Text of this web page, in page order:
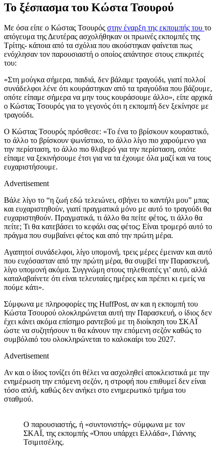
Το ξέσπασμα του Κώστα Τσουρού
Με όσα είπε ο Κώστας Τσουρός στην έναρξη της εκπομπής του το
απόγευμα της Δευτέρας ασχολήθηκαν οι πρωινές εκπομπές της
Τρίτης- κάποια από τα σχόλια που ακούστηκαν φαίνεται πως
ενόχλησαν τον παρουσιαστή ο οποίος απάντησε στους επικριτές
του:
«Στη μούγκα σήμερα, παιδιά, δεν βάλαμε τραγούδι, γιατί πολλοί
συνάδελφοι λένε ότι κουράστηκαν από τα τραγούδια που βάζουμε,
οπότε είπαμε σήμερα να μην τους κουράσουμε άλλο», είπε αρχικά
ο Κώστας Τσουρός για το γεγονός ότι η εκπομπή δεν ξεκίνησε με
τραγούδι.
Ο Κώστας Τσουρός πρόσθεσε: «Το ένα το βρίσκουν κουραστικό,
το άλλο το βρίσκουν ψωνίστικο, το άλλο λίγο πιο χαρούμενο για
την περίσταση, το άλλο πιο θλιβερό για την περίσταση, οπότε
είπαμε να ξεκινήσουμε έτσι για να τα έχουμε όλα μαζί και να τους
ευχαριστήσουμε.
Advertisement
Βάλε λίγο το “η ζωή εδώ τελειώνει, σβήνει το καντήλι μου” μπας
και ευχαριστηθούν, γιατί πραγματικά μόνο με αυτό το τραγούδι θα
ευχαριστηθούν. Πραγματικά, τι άλλο θα πείτε φέτος, τι άλλο θα
πείτε; Τι θα κατεβάσει το κεφάλι σας φέτος; Είναι τρομερό αυτό το
πράγμα που συμβαίνει φέτος και από την πρώτη μέρα.
Αγαπητοί συνάδελφοι, λίγο υπομονή, τρεις μέρες έμειναν και αυτό
που ευχόσασταν από την πρώτη μέρα, θα συμβεί την Παρασκευή,
λίγο υπομονή ακόμα. Συγγνώμη στους τηλεθεατές γι’ αυτό, αλλά
καταλαβαίνετε ότι είναι τελευταίες ημέρες και πρέπει κι εμείς να
πούμε κάτι».
Σύμφωνα με πληροφορίες της HuffPost, αν και η εκπομπή του
Κώστα Τσουρού ολοκληρώνεται αυτή την Παρασκευή, ο ίδιος δεν
έχει κάνει ακόμα επίσημο ραντεβού με τη διοίκηση του ΣΚΑΪ
ώστε να συζητήσουν τι θα κάνουν την επόμενη σεζόν καθώς το
συμβόλαιό του ολοκληρώνεται το καλοκαίρι του 2027.
Advertisement
Αν και ο ίδιος τονίζει ότι θέλει να ασχοληθεί αποκλειστικά με την
ενημέρωση την επόμενη σεζόν, η στροφή που επιθυμεί δεν είναι
τόσο απλή, καθώς δεν ανήκει στο ενημερωτικό τμήμα του
σταθμού.
Ο παρουσιαστής, ή «συντονιστής» σύμφωνα με τον
ΣΚΑΪ, της εκπομπής «Όπου υπάρχει Ελλάδα», Γιάννης
Τσιμιτσέλης.